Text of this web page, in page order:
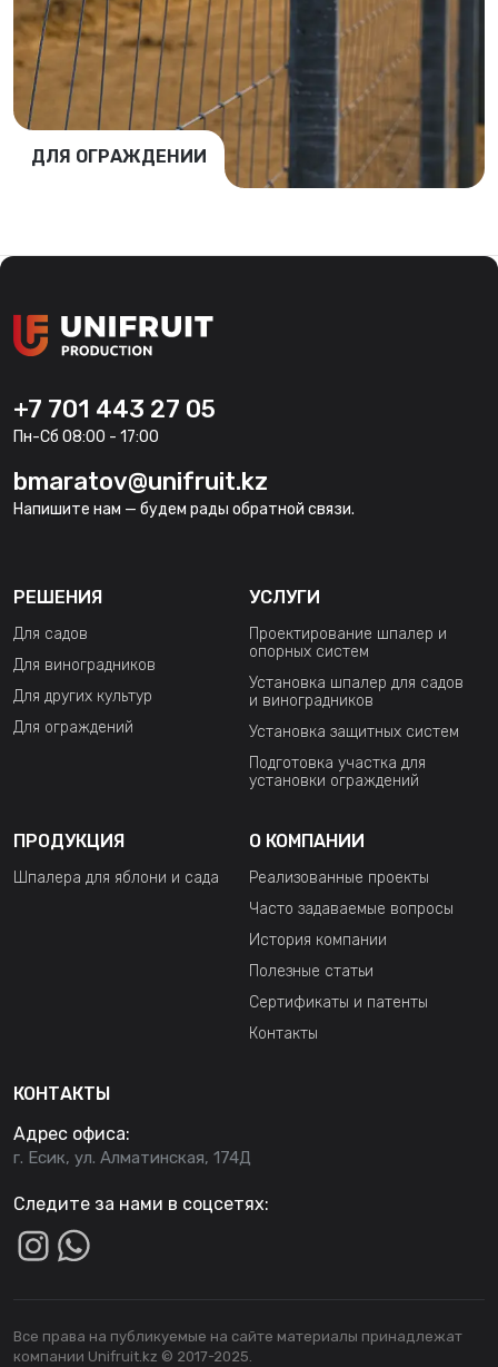
ДЛЯ ОГРАЖДЕНИИ
+7 701 443 27 05
Пн-Сб 08:00 - 17:00
bmaratov@unifruit.kz
Напишите нам — будем рады обратной связи.
РЕШЕНИЯ
Для садов
Для виноградников
Для других культур
Для ограждений
УСЛУГИ
Проектирование шпалер и
опорных систем
Установка шпалер для садов
и виноградников
Установка защитных систем
Подготовка участка для
установки ограждений
ПРОДУКЦИЯ
Шпалера для яблони и сада
О КОМПАНИИ
Реализованные проекты
Часто задаваемые вопросы
История компании
Полезные статьи
Сертификаты и патенты
Контакты
КОНТАКТЫ
Адрес офиса:
г. Есик, ул. Алматинская, 174Д
Следите за нами в соцсетях:
Все права на публикуемые на сайте материалы принадлежат
компании Unifruit.kz © 2017-2025.